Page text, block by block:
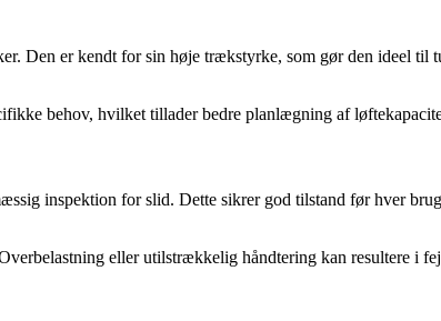
Den er kendt for sin høje trækstyrke, som gør den ideel til
behov, hvilket tillader bedre planlægning af
inspektion for slid. Dette sikrer god tilstand før hver
eller utilstrækkelig håndtering kan resultere i